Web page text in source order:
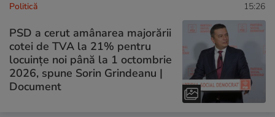
Politică 15:26
PSD a cerut amânarea majorării
cotei de TVA la 21% pentru
locuințe noi până la 1 octombrie
2026, spune Sorin Grindeanu |
Document